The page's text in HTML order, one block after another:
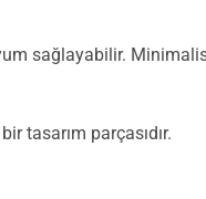
sağlayabilir.
tasarım parçasıdır.